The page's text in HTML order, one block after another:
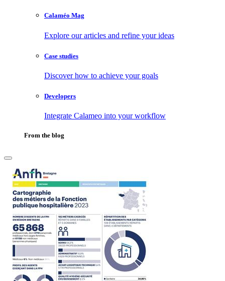
Calaméo Mag
Explore our articles and refine your ideas
Case studies
Discover how to achieve your goals
Developers
Integrate Calameo into your workflow
From the blog